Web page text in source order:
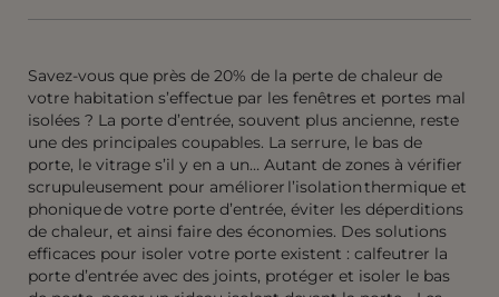
Savez-vous que près de 20% de la perte de chaleur de
votre habitation s’effectue par les fenêtres et portes mal
isolées ? La porte d’entrée, souvent plus ancienne, reste
une des principales coupables. L a serrure, le bas de
porte, le vitrage s’il y en a un… Autant de zones à vérifier
scrupuleusement pour améliorer l’isolation thermique et
phonique de votre porte d’entrée, éviter les déperditions
de chaleur, et ainsi faire des économies. Des solutions
efficaces pour isoler votre porte existent : calfeutrer la
porte d’entrée avec des joints, protéger et isoler le bas